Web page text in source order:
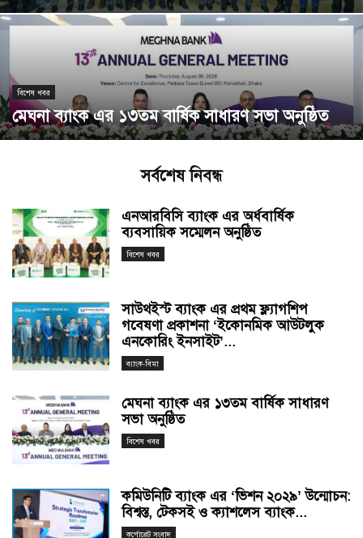
বিশেষ খবর
মেঘনা ব্যাংক এর ১৩তম বার্ষিক সাধারণ সভা অনুষ্ঠিত
সর্বশেষ নিবন্ধ
এনআরবিসি ব্যাংক এর অর্ধবার্ষিক
ব্যবসায়িক সম্মেলন অনুষ্ঠিত
বিশেষ খবর
সাউথইস্ট ব্যাংক এর প্রথম ফ্ল্যাগশিপ
গবেষণা প্রকাশনা ‘ইকোনমিক আউটলুক
এনকোরিং ইনসাইট’...
ব্যাংক-বিমা
মেঘনা ব্যাংক এর ১৩তম বার্ষিক সাধারণ
সভা অনুষ্ঠিত
বিশেষ খবর
কমিউনিটি ব্যাংক এর ‘ভিশন ২০২৯’ উন্মোচন:
বিশ্বস্ত, টেকসই ও ক্যাশলেস ব্যাংক...
কর্পোরেট সংবাদ